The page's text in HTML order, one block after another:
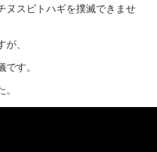
ヌスビトハギを撲滅できませ
、
す。